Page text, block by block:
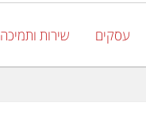
עסקים שירות ותמיכה